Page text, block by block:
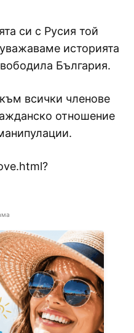
си с Русия той
историята
България.
всички членове
отношение